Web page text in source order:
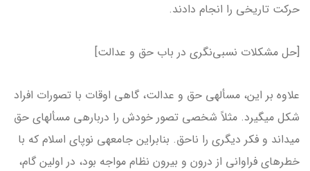
حرکت تاریخی را انجام دادند.
[حل مشکلات نسبی‌نگری در باب حق و عدالت]
علاوه بر این، مسأله­ی حق و عدالت، گاهی اوقات با تصورات افراد
شکل می­گیرد. مثلاً شخصی تصور خودش را درباره­ی مسأله­ای حق
می­داند و فکر دیگری را ناحق. بنابراین جامعه­ی نوپای اسلام که با
خطرهای فراوانی از درون و بیرون نظام مواجه بود، در اولین گام،